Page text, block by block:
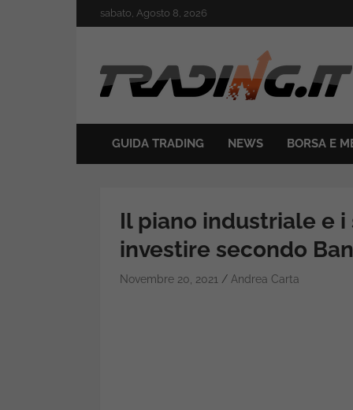
to
sabato, Agosto 8, 2026
Trading.it
GUIDA TRADING NEWS BORSA E
Il piano industriale e
investire secondo
Novembre 20, 2021 Andrea Carta